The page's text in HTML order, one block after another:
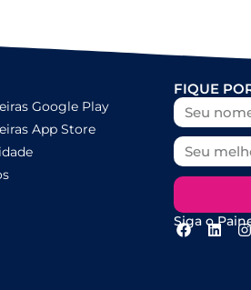
Google Play
App Store
FIQUE
Siga o